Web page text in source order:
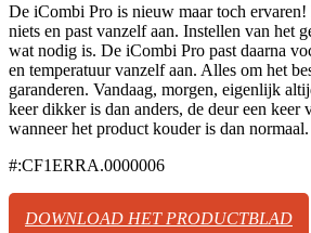
De iCombi Pro is nieuw maar toch
niets en past vanzelf aan. Instellen van het
wat nodig is. De iCombi Pro past daarna
en temperatuur vanzelf aan. Alles om het
garanderen. Vandaag, morgen, eigenlijk
keer dikker is dan anders, de deur een keer
wanneer het product kouder is dan normaal.
#:CF1ERRA.0000006
DOWNLOAD HET PRODUCTBLAD